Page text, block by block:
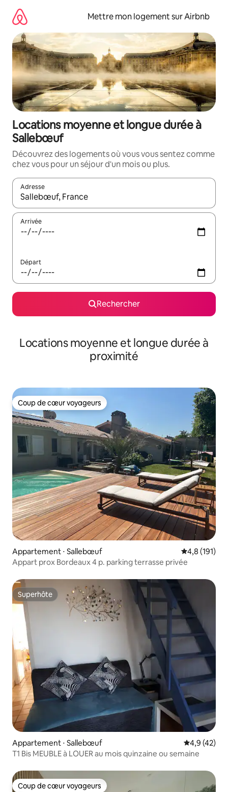
directement
contenu
Mettre mon logement sur Airbnb
Locations moyenne et longue durée à
Sallebœuf
Découvrez des logements où vous vous sentez comme
chez vous pour un séjour d'un mois ou plus.
Adresse
Lorsque les résultats s'affichent, utilisez les flèches vers le
Arrivée
Départ
Rechercher
Locations moyenne et longue durée à
proximité
Coup de cœur voyageurs
Coup de cœur voyageurs
Appartement ⋅ Sallebœuf Évaluation
4,8 (191)
Appart prox Bordeaux 4 p. parking terrasse privée
Superhôte
Superhôte
Appartement ⋅ Sallebœuf Évaluation
4,9 (42)
T1 Bis MEUBLE à LOUER au mois quinzaine ou semaine
Coup de cœur voyageurs